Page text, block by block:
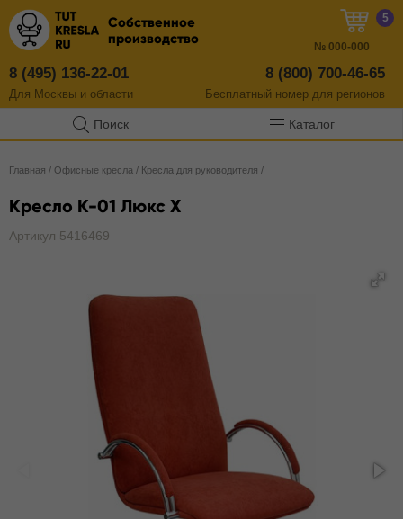
Собственное
производство
8 (495) 136-22-01
Для Москвы и области
8 (800) 700-46-65
Бесплатный номер для регионов
5
№ 000-000
Поиск Каталог
Главная / Офисные кресла / Кресла для руководителя /
Кресло К-01 Люкс X
Артикул 5416469